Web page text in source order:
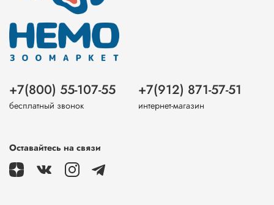
+7(800) 55-107-55
бесплатный звонок
+7(912) 871-57-51
интернет-магазин
Оставайтесь на связи